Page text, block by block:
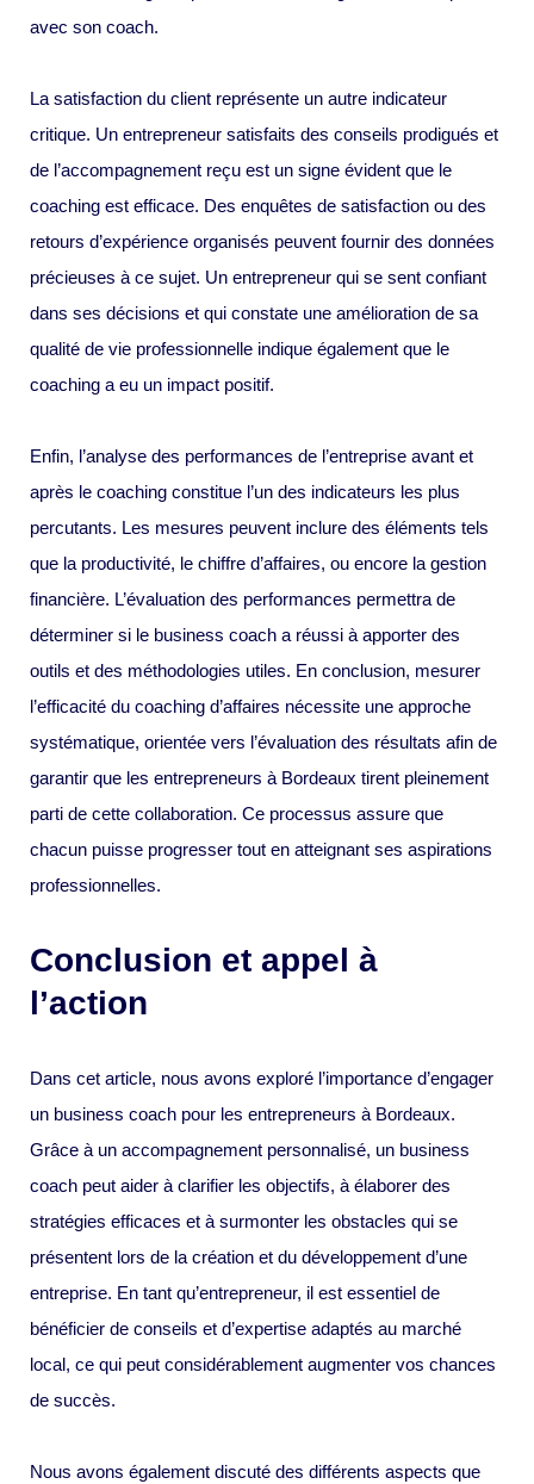
avec son coach.
La satisfaction du client représente un autre indicateur
critique. Un entrepreneur satisfaits des conseils prodigués et
de l’accompagnement reçu est un signe évident que le
coaching est efficace. Des enquêtes de satisfaction ou des
retours d’expérience organisés peuvent fournir des données
précieuses à ce sujet. Un entrepreneur qui se sent confiant
dans ses décisions et qui constate une amélioration de sa
qualité de vie professionnelle indique également que le
coaching a eu un impact positif.
Enfin, l’analyse des performances de l’entreprise avant et
après le coaching constitue l’un des indicateurs les plus
percutants. Les mesures peuvent inclure des éléments tels
que la productivité, le chiffre d’affaires, ou encore la gestion
financière. L’évaluation des performances permettra de
déterminer si le business coach a réussi à apporter des
outils et des méthodologies utiles. En conclusion, mesurer
l’efficacité du coaching d’affaires nécessite une approche
systématique, orientée vers l’évaluation des résultats afin de
garantir que les entrepreneurs à Bordeaux tirent pleinement
parti de cette collaboration. Ce processus assure que
chacun puisse progresser tout en atteignant ses aspirations
professionnelles.
Conclusion et appel à
l’action
Dans cet article, nous avons exploré l’importance d’engager
un business coach pour les entrepreneurs à Bordeaux.
Grâce à un accompagnement personnalisé, un business
coach peut aider à clarifier les objectifs, à élaborer des
stratégies efficaces et à surmonter les obstacles qui se
présentent lors de la création et du développement d’une
entreprise. En tant qu’entrepreneur, il est essentiel de
bénéficier de conseils et d’expertise adaptés au marché
local, ce qui peut considérablement augmenter vos chances
de succès.
Nous avons également discuté des différents aspects que